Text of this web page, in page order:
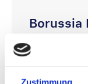
Borussia